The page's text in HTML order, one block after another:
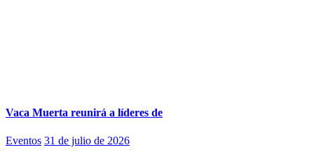
Vaca Muerta reunirá a líderes de
Eventos 31 de julio de 2026